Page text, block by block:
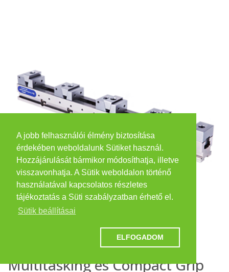
A jobb felhasználói élmény biztosítása
érdekében weboldalunk Sütiket használ.
Hozzájárulását bármikor módosíthatja, illetve
visszavonhatja. A Sütik weboldalon történő
használatával kapcsolatos részletes
tájékoztatás a Süti szabályzatban érhető el.
Sütik beállításai
ELFOGADOM
Multitasking és Compact Grip